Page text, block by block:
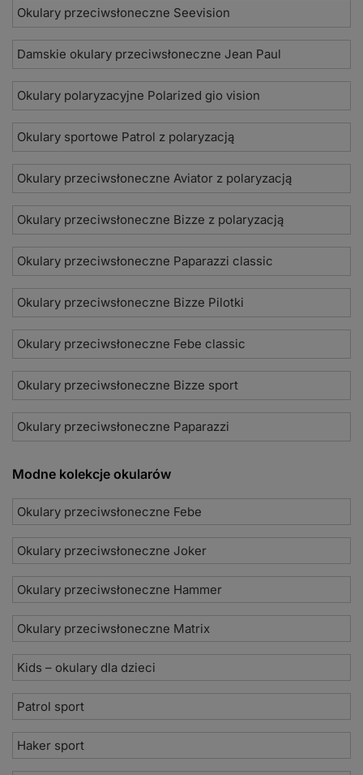
Okulary przeciwsłoneczne Seevision
Damskie okulary przeciwsłoneczne Jean Paul
Okulary polaryzacyjne Polarized gio vision
Okulary sportowe Patrol z polaryzacją
Okulary przeciwsłoneczne Aviator z polaryzacją
Okulary przeciwsłoneczne Bizze z polaryzacją
Okulary przeciwsłoneczne Paparazzi classic
Okulary przeciwsłoneczne Bizze Pilotki
Okulary przeciwsłoneczne Febe classic
Okulary przeciwsłoneczne Bizze sport
Okulary przeciwsłoneczne Paparazzi
Modne kolekcje okularów
Okulary przeciwsłoneczne Febe
Okulary przeciwsłoneczne Joker
Okulary przeciwsłoneczne Hammer
Okulary przeciwsłoneczne Matrix
Kids – okulary dla dzieci
Patrol sport
Haker sport